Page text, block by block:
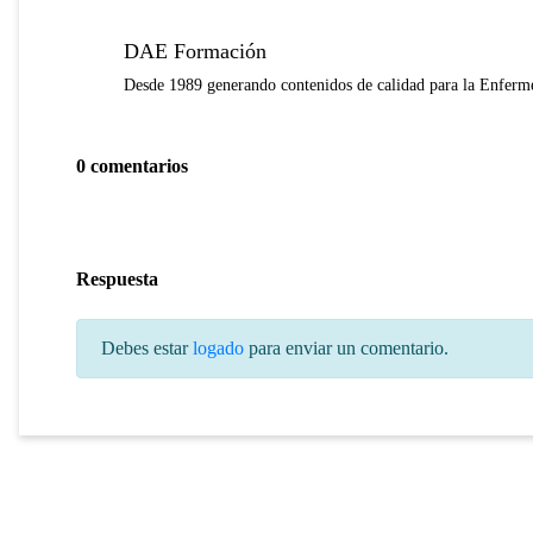
DAE Formación
Desde 1989 generando contenidos de calidad para la
0 comentarios
Respuesta
Debes estarlogado para enviar un comentario.